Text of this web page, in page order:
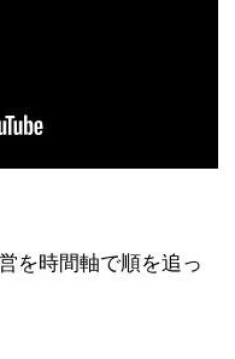
を時間軸で順を追っ